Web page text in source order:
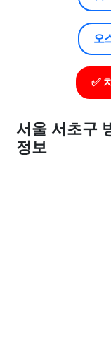
오
✅
서울 서초구
정보